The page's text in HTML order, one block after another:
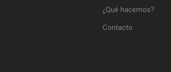
¿Qué hacemos?
Contacto